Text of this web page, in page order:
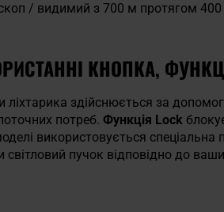
/ видимий з 700 м протягом 400
КНОПКА,
ліхтарика здійснюється за
потреб. Функція Lock
використовується спеціальна
світловий пучок відповідно до